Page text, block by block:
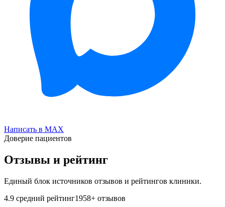
Написать в MAX
Доверие пациентов
Отзывы и рейтинг
Единый блок источников отзывов и рейтингов клиники.
4.9 средний рейтинг1958+ отзывов